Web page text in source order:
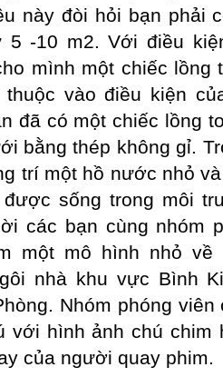
này đòi hỏi bạn phải
5 -10 m2. Với điều
mình một chiếc lồng
vào điều kiện
đã có một chiếc lồng
bằng thép không gỉ.
trí một hồ nước nhỏ
sống trong môi
các bạn cùng nhóm
một mô hình nhỏ về
nhà khu vực Bình
Nhóm phóng viên
với hình ảnh chú chim
của người quay phim.